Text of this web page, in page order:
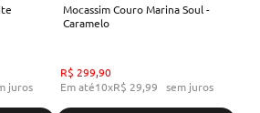
juros
Mocassim Couro Marina Soul -
Caramelo
R$ 299,90
Em até10xR$ 29,99 sem juros